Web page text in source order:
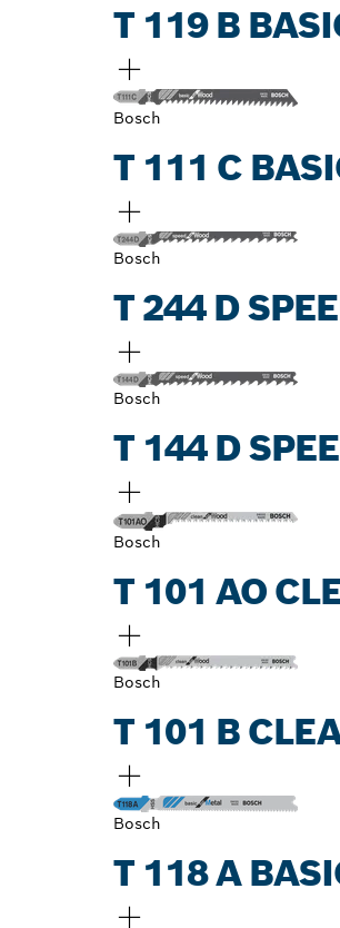
T 119 B
Bosch
T 111 C
Bosch
T 244 D
Bosch
T 144 D
Bosch
T 101 AO
Bosch
T 101 B
Bosch
T 118 A